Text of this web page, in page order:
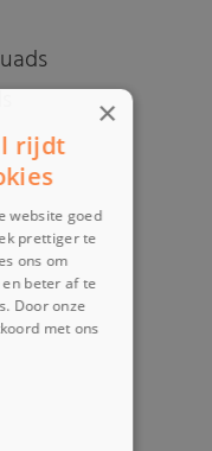
×
rijdt
website goed
prettiger te
ons om
beter af te
Door onze
met ons